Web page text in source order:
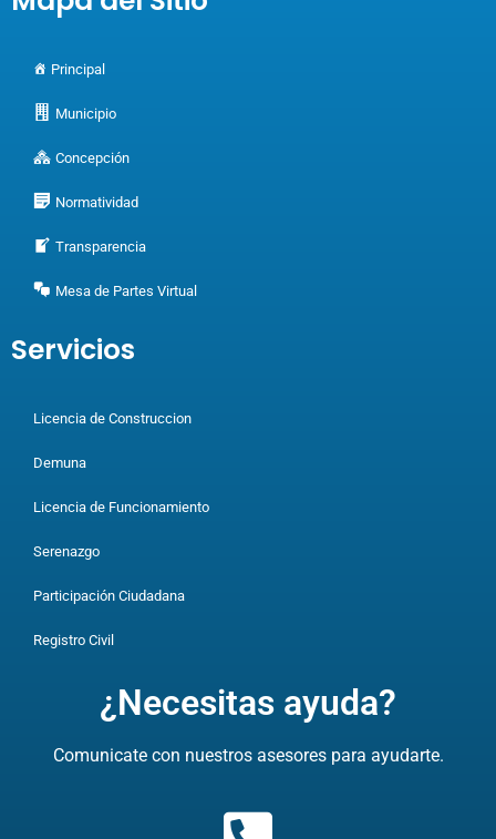
Principal
Municipio
Concepción
Normatividad
Transparencia
Mesa de Partes Virtual
Servicios
Licencia de Construccion
Demuna
Licencia de Funcionamiento
Serenazgo
Participación Ciudadana
Registro Civil
¿Necesitas ayuda?
Comunicate con nuestros asesores para ayudarte.